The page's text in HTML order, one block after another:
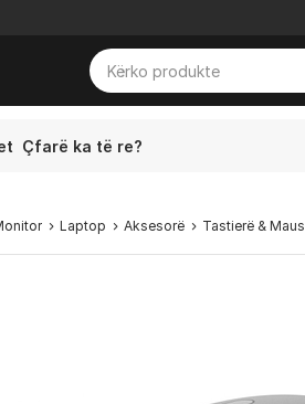
Çfarë ka të re?
Laptop Aksesorë Tastierë & Maus